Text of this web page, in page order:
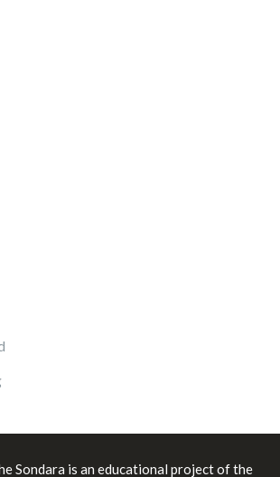
Sondara is an educational project of the